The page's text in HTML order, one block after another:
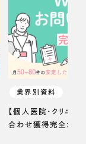
業界別資料
【個人医院・クリニッ
合わせ獲得完全ガイ